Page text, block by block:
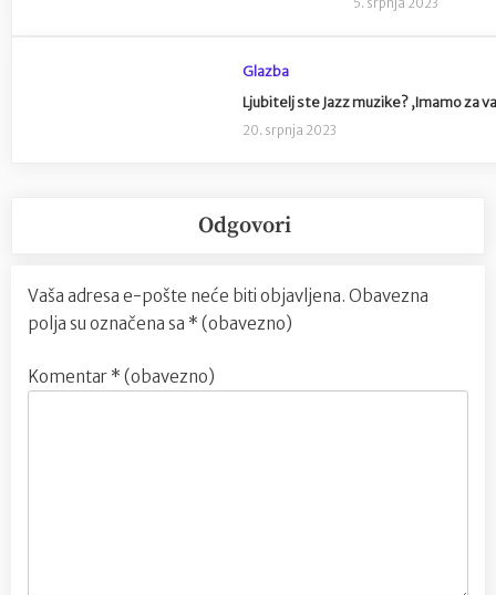
5. srpnja 2023
Glazba
Ljubitelj ste Jazz muzike? ,Imamo za
20. srpnja 2023
Odgovori
Vaša adresa e-pošte neće biti objavljena. Obavezna
polja su označena sa * (obavezno)
Komentar * (obavezno)